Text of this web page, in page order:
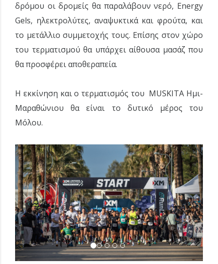
δρόμου οι δρομείς θα παραλάβουν νερό, Energy
Gels, ηλεκτρολύτες, αναψυκτικά και φρούτα, και
το μετάλλιο συμμετοχής τους. Επίσης στον χώρο
του τερματισμού θα υπάρχει αίθουσα μασάζ που
θα προσφέρει αποθεραπεία.
Η εκκίνηση και ο τερματισμός του MUSKITA Ημι-
Μαραθώνιου θα είναι το δυτικό μέρος του
Μόλου.